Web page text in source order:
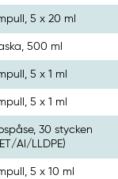
5 x 20 ml
500 ml
5 x 1 ml
5 x 1 ml
30 stycken
Al/LLDPE)
5 x 10 ml